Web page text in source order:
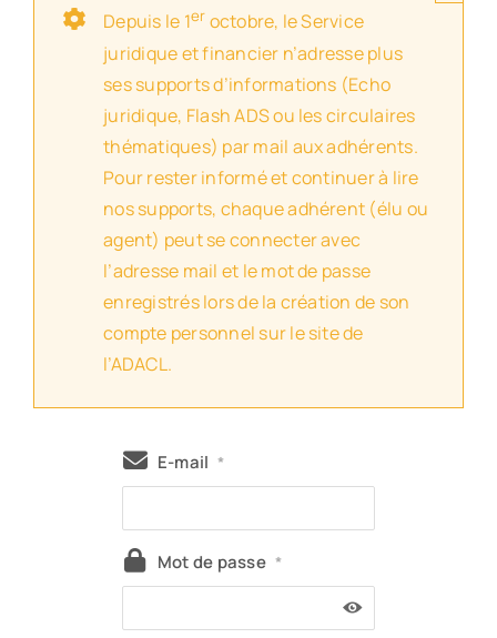
Depuis le 1er octobre, le Service
juridique et financier n’adresse plus
ses supports d’informations (Echo
juridique, Flash ADS ou les circulaires
thématiques) par mail aux adhérents.
Pour rester informé et continuer à lire
nos supports, chaque adhérent (élu ou
agent) peut se connecter avec
l’adresse mail et le mot de passe
enregistrés lors de la création de son
compte personnel sur le site de
l’ADACL.
E-mail *
Mot de passe *